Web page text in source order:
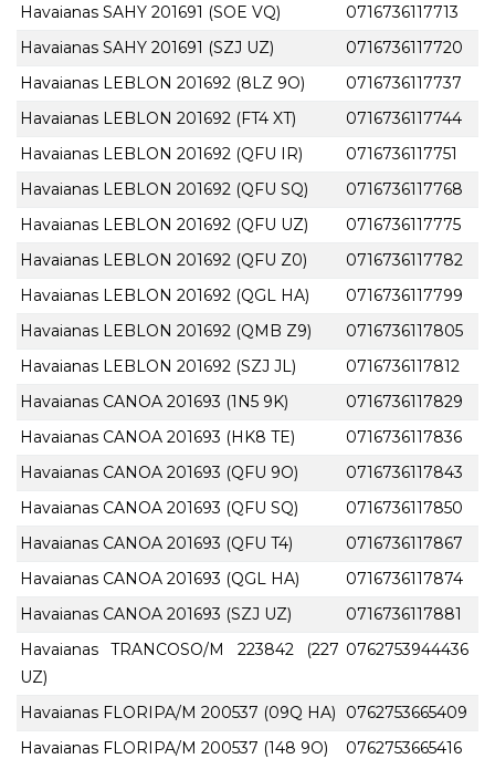
Havaianas SAHY 201691 (SOE VQ)
0716736117713
Havaianas SAHY 201691 (SZJ UZ)
0716736117720
Havaianas LEBLON 201692 (8LZ 9O)
0716736117737
Havaianas LEBLON 201692 (FT4 XT)
0716736117744
Havaianas LEBLON 201692 (QFU IR)
0716736117751
Havaianas LEBLON 201692 (QFU SQ)
0716736117768
Havaianas LEBLON 201692 (QFU UZ)
0716736117775
Havaianas LEBLON 201692 (QFU Z0)
0716736117782
Havaianas LEBLON 201692 (QGL HA)
0716736117799
Havaianas LEBLON 201692 (QMB Z9)
0716736117805
Havaianas LEBLON 201692 (SZJ JL)
0716736117812
Havaianas CANOA 201693 (1N5 9K)
0716736117829
Havaianas CANOA 201693 (HK8 TE)
0716736117836
Havaianas CANOA 201693 (QFU 9O)
0716736117843
Havaianas CANOA 201693 (QFU SQ)
0716736117850
Havaianas CANOA 201693 (QFU T4)
0716736117867
Havaianas CANOA 201693 (QGL HA)
0716736117874
Havaianas CANOA 201693 (SZJ UZ)
0716736117881
Havaianas TRANCOSO/M 223842 (227
UZ)
0762753944436
Havaianas FLORIPA/M 200537 (09Q HA)
0762753665409
Havaianas FLORIPA/M 200537 (148 9O)
0762753665416